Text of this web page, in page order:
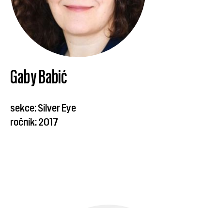
Gaby Babić
sekce: Silver Eye
ročník: 2017